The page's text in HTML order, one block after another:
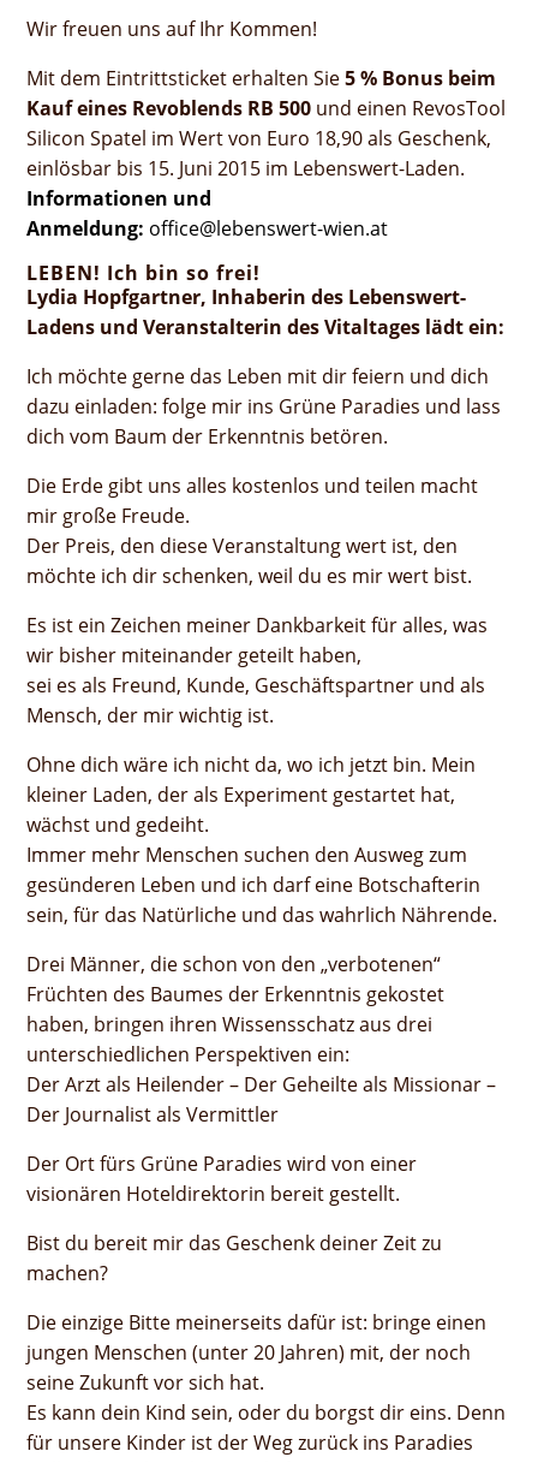
Wir freuen uns auf Ihr Kommen!
Mit dem Eintrittsticket erhalten Sie5 % Bonus beim
Kauf eines Revoblends RB 500 und einen RevosTool
Silicon Spatel im Wert von Euro 18,90 als Geschenk,
einlösbar bis 15. Juni 2015 im Lebenswert-Laden.
Informationen und
Anmeldung: office@lebenswert-wien.at
LEBEN! Ich bin so frei!
Lydia Hopfgartner, Inhaberin des Lebenswert-
Ladens und Veranstalterin des Vitaltages lädt ein:
Ich möchte gerne das Leben mit dir feiern und dich
dazu einladen: folge mir ins Grüne Paradies und lass
dich vom Baum der Erkenntnis betören.
Die Erde gibt uns alles kostenlos und teilen macht
mir große Freude.
Der Preis, den diese Veranstaltung wert ist, den
möchte ich dir schenken, weil du es mir wert bist.
Es ist ein Zeichen meiner Dankbarkeit für alles, was
wir bisher miteinander geteilt haben,
sei es als Freund, Kunde, Geschäftspartner und als
Mensch, der mir wichtig ist.
Ohne dich wäre ich nicht da, wo ich jetzt bin. Mein
kleiner Laden, der als Experiment gestartet hat,
wächst und gedeiht.
Immer mehr Menschen suchen den Ausweg zum
gesünderen Leben und ich darf eine Botschafterin
sein, für das Natürliche und das wahrlich Nährende.
Drei Männer, die schon von den „verbotenen“
Früchten des Baumes der Erkenntnis gekostet
haben, bringen ihren Wissensschatz aus drei
unterschiedlichen Perspektiven ein:
Der Arzt als Heilender – Der Geheilte als Missionar –
Der Journalist als Vermittler
Der Ort fürs Grüne Paradies wird von einer
visionären Hoteldirektorin bereit gestellt.
Bist du bereit mir das Geschenk deiner Zeit zu
machen?
Die einzige Bitte meinerseits dafür ist: bringe einen
jungen Menschen (unter 20 Jahren) mit, der noch
seine Zukunft vor sich hat.
Es kann dein Kind sein, oder du borgst dir eins. Denn
für unsere Kinder ist der Weg zurück ins Paradies